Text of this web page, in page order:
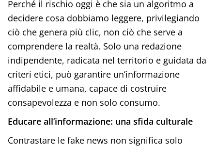
Perché il rischio oggi è che sia un algoritmo a
decidere cosa dobbiamo leggere, privilegiando
ciò che genera più clic, non ciò che serve a
comprendere la realtà. Solo una redazione
indipendente, radicata nel territorio e guidata da
criteri etici, può garantire un’informazione
affidabile e umana, capace di costruire
consapevolezza e non solo consumo.
Educare all’informazione: una sfida culturale
Contrastare le fake news non significa solo